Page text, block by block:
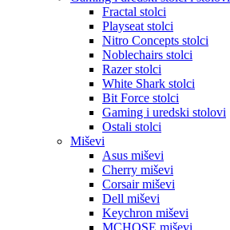
Fractal stolci
Playseat stolci
Nitro Concepts stolci
Noblechairs stolci
Razer stolci
White Shark stolci
Bit Force stolci
Gaming i uredski stolovi
Ostali stolci
Miševi
Asus miševi
Cherry miševi
Corsair miševi
Dell miševi
Keychron miševi
MCHOSE miševi